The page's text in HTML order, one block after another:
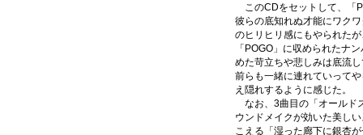
このCDをセットして、「
彼らの底知れぬ才能にワク
のヒリヒリ感にもやられた
「POGO」に収められたナ
めた苛立ちや悲しみは底流
前らも一緒に連れていって
え隠れするように感じた。
なお、3曲目の「オールド
ウンドメイクが効いた美し
こえる「湿った廊下に銀杏